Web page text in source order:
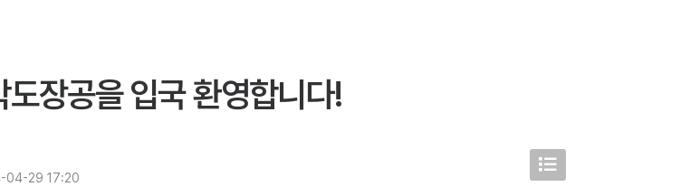
장공을 입국 환영합니다!
04-29 17:20